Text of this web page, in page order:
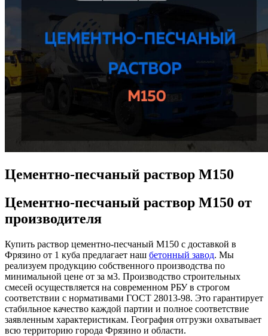
Цементно-песчаный раствор М150
Цементно-песчаный раствор М150 от
производителя
Купить раствор цементно-песчаный М150 с доставкой в
Фрязино от 1 куба предлагает наш бетонный завод. Мы
реализуем продукцию собственного производства по
минимальной цене от за м3. Производство строительных
смесей осуществляется на современном РБУ в строгом
соответствии с нормативами ГОСТ 28013-98. Это гарантирует
стабильное качество каждой партии и полное соответствие
заявленным характеристикам. География отгрузки охватывает
всю территорию города Фрязино и области.